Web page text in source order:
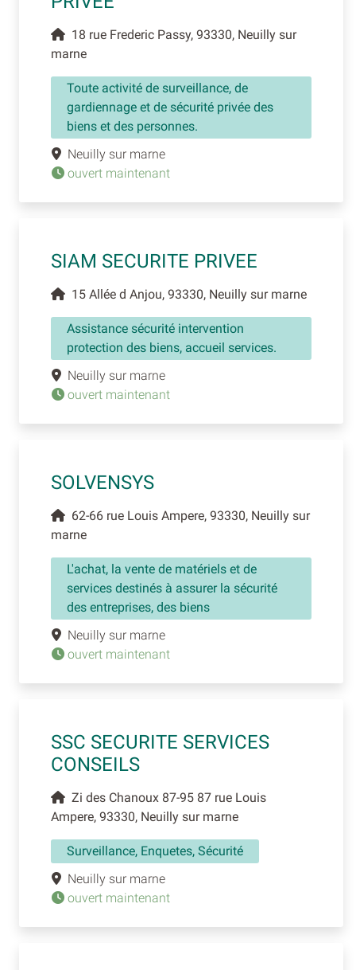
18 rue Frederic Passy, 93330, Neuilly sur
marne
Toute activité de surveillance, de
gardiennage et de sécurité privée des
biens et des personnes.
Neuilly sur marne
ouvert maintenant
SIAM SECURITE PRIVEE
15 Allée d Anjou, 93330, Neuilly sur marne
Assistance sécurité intervention
protection des biens, accueil services.
Neuilly sur marne
ouvert maintenant
SOLVENSYS
62-66 rue Louis Ampere, 93330, Neuilly sur
marne
L'achat, la vente de matériels et de
services destinés à assurer la sécurité
des entreprises, des biens
Neuilly sur marne
ouvert maintenant
SSC SECURITE SERVICES
CONSEILS
Zi des Chanoux 87-95 87 rue Louis
Ampere, 93330, Neuilly sur marne
Surveillance, Enquetes, Sécurité
Neuilly sur marne
ouvert maintenant